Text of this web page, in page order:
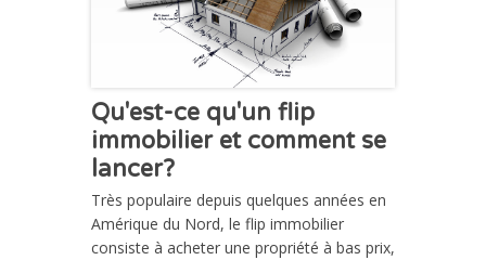
Qu'est-ce qu'un flip
immobilier et comment se
lancer?
Très populaire depuis quelques années en
Amérique du Nord, le flip immobilier
consiste à acheter une propriété à bas prix,